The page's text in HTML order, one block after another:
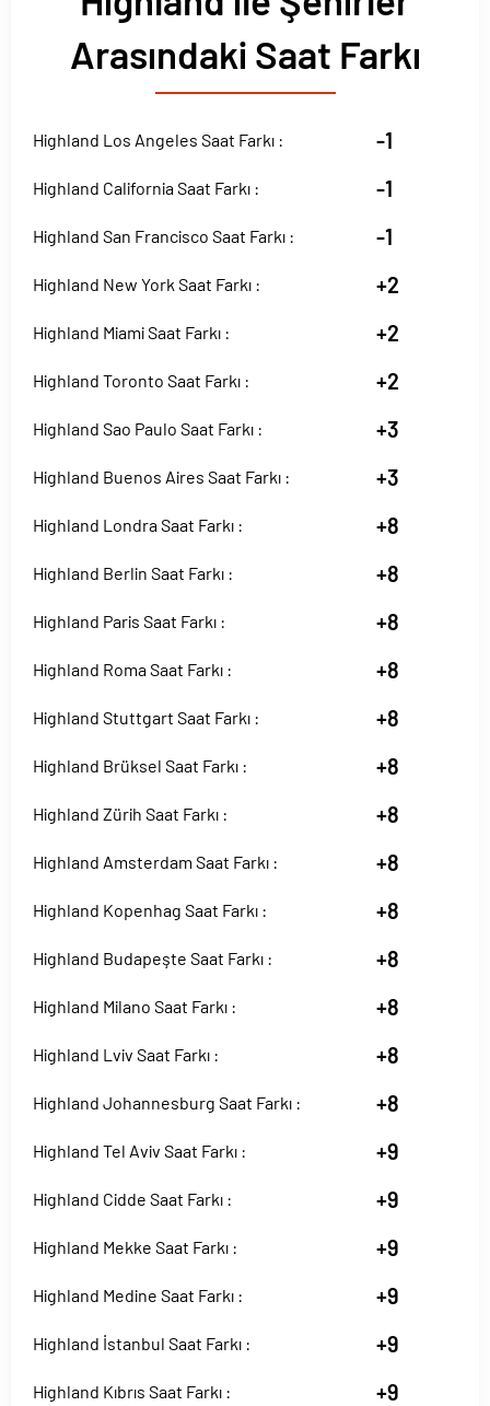
Arasındaki Saat Farkı
Highland Los Angeles Saat Farkı : -1
Highland California Saat Farkı : -1
Highland San Francisco Saat Farkı : -1
Highland New York Saat Farkı : +2
Highland Miami Saat Farkı : +2
Highland Toronto Saat Farkı : +2
Highland Sao Paulo Saat Farkı : +3
Highland Buenos Aires Saat Farkı : +3
Highland Londra Saat Farkı : +8
Highland Berlin Saat Farkı : +8
Highland Paris Saat Farkı : +8
Highland Roma Saat Farkı : +8
Highland Stuttgart Saat Farkı : +8
Highland Brüksel Saat Farkı : +8
Highland Zürih Saat Farkı : +8
Highland Amsterdam Saat Farkı : +8
Highland Kopenhag Saat Farkı : +8
Highland Budapeşte Saat Farkı : +8
Highland Milano Saat Farkı : +8
Highland Lviv Saat Farkı : +8
Highland Johannesburg Saat Farkı : +8
Highland Tel Aviv Saat Farkı : +9
Highland Cidde Saat Farkı : +9
Highland Mekke Saat Farkı : +9
Highland Medine Saat Farkı : +9
Highland İstanbul Saat Farkı : +9
Highland Kıbrıs Saat Farkı : +9